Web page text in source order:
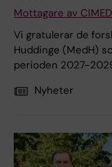
Mottagare av
Vi gratulerar de
Huddinge (MedH)
perioden 2027-
Nyheter